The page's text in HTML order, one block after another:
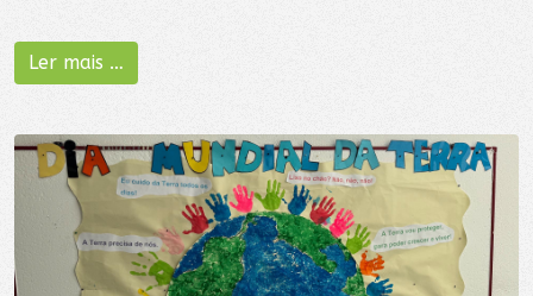
Ler mais …